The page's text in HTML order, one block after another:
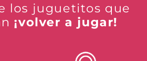
los juguetitos que
¡volver a jugar!